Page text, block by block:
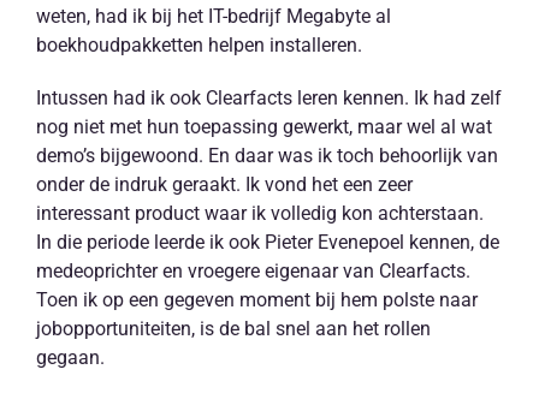
weten, had ik bij het IT-bedrijf Megabyte al
boekhoudpakketten helpen installeren.
Intussen had ik ook Clearfacts leren kennen. Ik had zelf
nog niet met hun toepassing gewerkt, maar wel al wat
demo’s bijgewoond. En daar was ik toch behoorlijk van
onder de indruk geraakt. Ik vond het een zeer
interessant product waar ik volledig kon achterstaan.
In die periode leerde ik ook Pieter Evenepoel kennen, de
medeoprichter en vroegere eigenaar van Clearfacts.
Toen ik op een gegeven moment bij hem polste naar
jobopportuniteiten, is de bal snel aan het rollen
gegaan.